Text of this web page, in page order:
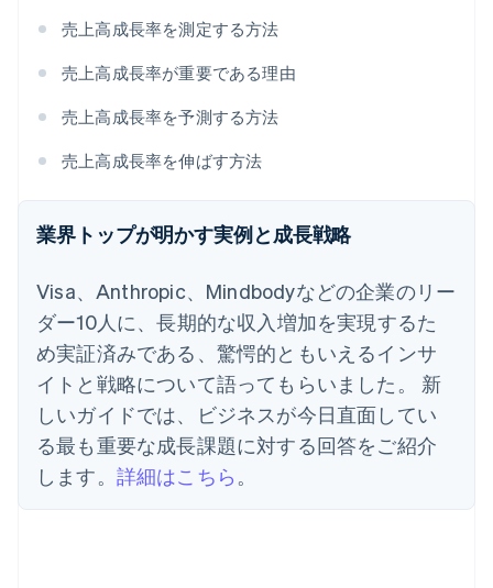
売上高成長率を測定する方法
売上高成長率が重要である理由
売上高成長率を予測する方法
売上高成長率を伸ばす方法
業界トップが明かす実例と成長戦略
Visa、Anthropic、Mindbodyなどの企業のリー
ダー10人に、長期的な収入増加を実現するた
め実証済みである、驚愕的ともいえるインサ
イトと戦略について語ってもらいました。 新
しいガイドでは、ビジネスが今日直面してい
る最も重要な成長課題に対する回答をご紹介
します。 詳細はこちら 。